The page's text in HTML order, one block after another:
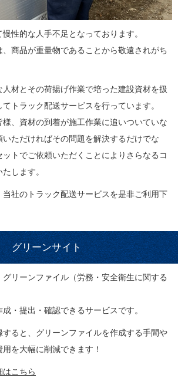
性的な人手不足となっております。
商品が重量物であることから敬遠されがち
材とその荷揚げ作業で培った建設資材を扱
トラック配送サービスを行っています。
様、資材の到着が施工作業に追いついていな
ただければその問題を解決するだけでな
ットでご依頼いただくことによりさらなるコ
します。
社のトラック配送サービスを是非ご利用下
グリーンサイト
リーンファイル（労務・安全衛生に関する
・提出・確認できるサービスです。
すると、グリーンファイルを作成する手間や
を大幅に削減できます！
はこちら